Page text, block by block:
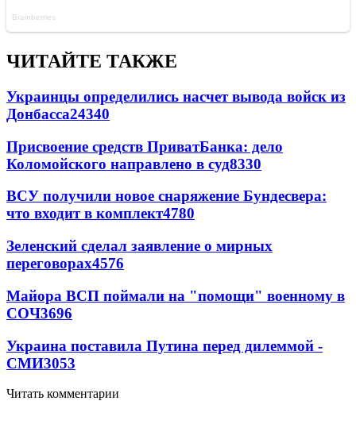
ЧИТАЙТЕ ТАКЖЕ
Украинцы определились насчет вывода войск из
Донбасса24340
Присвоение средств ПриватБанка: дело
Коломойского направлено в суд8330
ВСУ получили новое снаряжение Бундесвера:
что входит в комплект4780
Зеленский сделал заявление о мирных
переговорах4576
Майора ВСП поймали на "помощи" военному в
СОЧ3696
Украина поставила Путина перед дилеммой -
СМИ3053
Читать комментарии